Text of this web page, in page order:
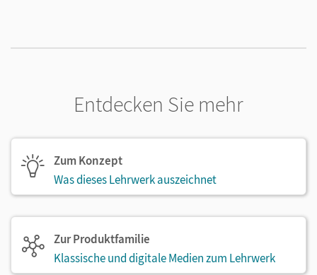
Entdecken Sie mehr
Zum Konzept
Was dieses Lehrwerk auszeichnet
Zur Produktfamilie
Klassische und digitale Medien zum Lehrwerk